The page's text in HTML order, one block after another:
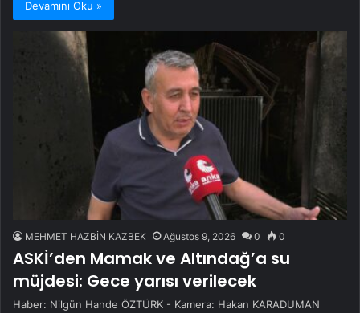
Devamını Oku »
MEHMET HAZBİN KAZBEK Ağustos 9, 2026 0 0
ASKİ’den Mamak ve Altındağ’a su
müjdesi: Gece yarısı verilecek
Haber: Nilgün Hande ÖZTÜRK - Kamera: Hakan KARADUMAN